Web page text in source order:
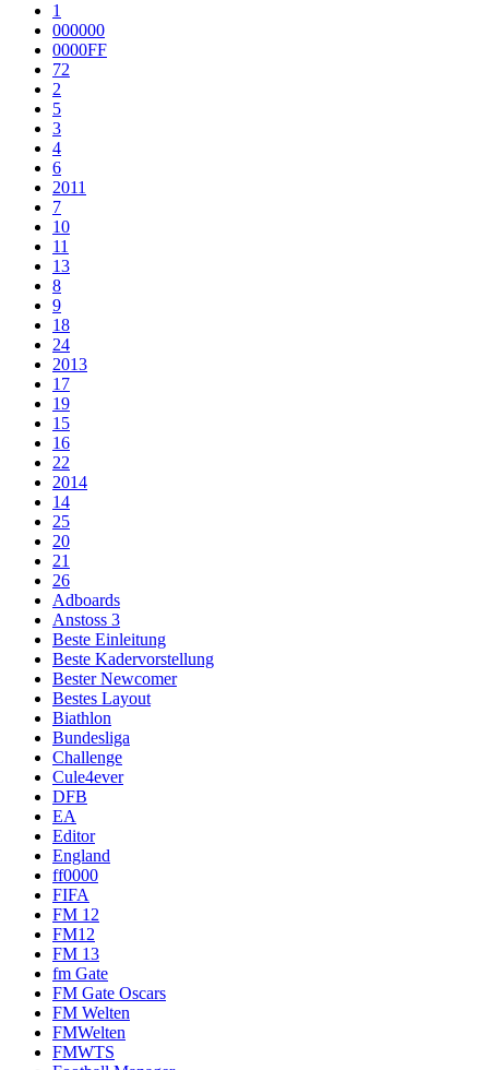
1
000000
0000FF
72
2
5
3
4
6
2011
7
10
11
13
8
9
18
24
2013
17
19
15
16
22
2014
14
25
20
21
26
Adboards
Anstoss 3
Beste Einleitung
Beste Kadervorstellung
Bester Newcomer
Bestes Layout
Biathlon
Bundesliga
Challenge
Cule4ever
DFB
EA
Editor
England
ff0000
FIFA
FM 12
FM12
FM 13
fm Gate
FM Gate Oscars
FM Welten
FMWelten
FMWTS